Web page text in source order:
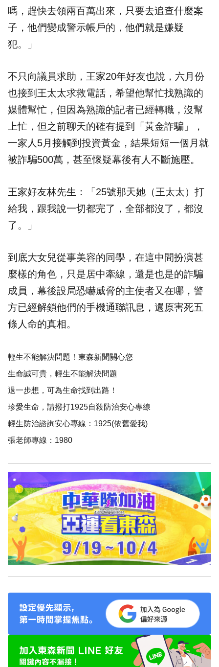
嗎，趕快去領兩百萬出來，只要去追查什麼案
子，他們變成警示帳戶的，他們就是嫌疑
犯。」
不只向議員求助，王家20年好友也說，六月份
也接到王太太求救電話，希望他幫忙找熟識的
媒體幫忙，但因為熟識的記者已經轉職，沒幫
上忙，但之前聊天的確有提到「黃金詐騙」，
一家人5月接觸到投資黃金，結果短短一個月就
被詐騙500萬，甚至懷疑幕後有人不斷施壓。
王家好友林先生：「25號那天她（王太太）打
給我，跟我說一切都完了，全部都沒了，都沒
了。」
到底大女兒從事美容的同學，在這中間扮演甚
麼樣的角色，只是居中牽線，還是也是的詐騙
成員，幕後設局恐嚇威脅的主使者又在哪，警
方已經解鎖他們的手機通聯訊息，還原害死五
條人命的真相。
輕生不能解決問題！東森新聞關心您
生命誠可貴，輕生不能解決問題
退一步想，可為生命找到出路！
珍愛生命，請撥打1925自殺防治安心專線
輕生防治諮詢安心專線：1925(依舊愛我)
張老師專線：1980